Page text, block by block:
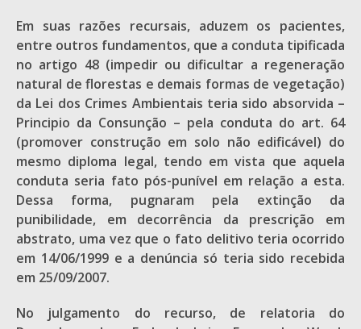
Em suas razões recursais, aduzem os pacientes,
entre outros fundamentos, que a conduta tipificada
no artigo 48 (impedir ou dificultar a regeneração
natural de florestas e demais formas de vegetação)
da Lei dos Crimes Ambientais teria sido absorvida –
Principio da Consunção – pela conduta do art. 64
(promover construção em solo não edificável) do
mesmo diploma legal, tendo em vista que aquela
conduta seria fato pós-punível em relação a esta.
Dessa forma, pugnaram pela extinção da
punibilidade, em decorrência da prescrição em
abstrato, uma vez que o fato delitivo teria ocorrido
em 14/06/1999 e a denúncia só teria sido recebida
em 25/09/2007.
No julgamento do recurso, de relatoria do